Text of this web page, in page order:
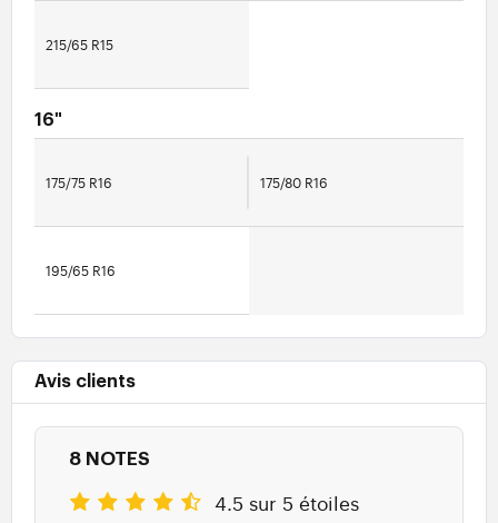
215/65 R15
16"
175/75 R16 175/80 R16
195/65 R16
Avis clients
8 NOTES
4.5 sur 5 étoiles